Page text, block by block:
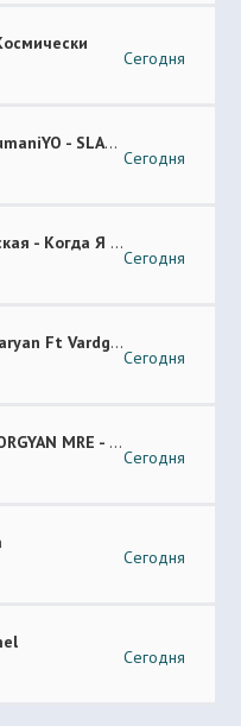
Сегодня
Эндшпиль, TumaniYO - SLANG
Сегодня
Мария Ржевская - Когда Я Стану Кошкой (Future Garage Remix)
Сегодня
Tigran Khanjaryan Ft Vardges - Pap Jan
Сегодня
RUSTAM GEVORGYAN MRE - GAR XOROVATC
Сегодня
Сегодня
Сегодня